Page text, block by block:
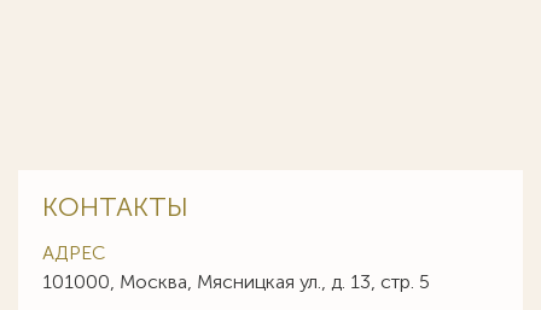
КОНТАКТЫ
АДРЕС
101000, Москва, Мясницкая ул., д. 13, стр. 5